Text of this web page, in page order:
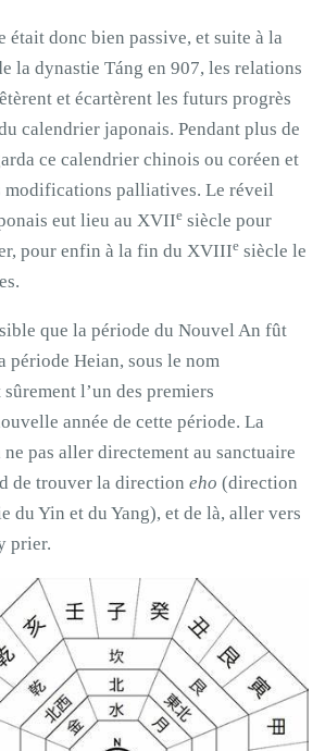
était donc bien passive, et suite à la
la dynastie Táng en 907, les relations
et écartèrent les futurs progrès
calendrier japonais. Pendant plus de
ce calendrier chinois ou coréen et
modifications palliatives. Le réveil
eut lieu au XVIIe siècle pour
pour enfin à la fin du XVIIIe siècle le
que la période du Nouvel An fût
Heian, sous le nom
l’un des premiers
année de cette période. La
pas aller directement au sanctuaire
de trouver la direction eho (direction
du Yin et du Yang), et de là, aller vers
prier.